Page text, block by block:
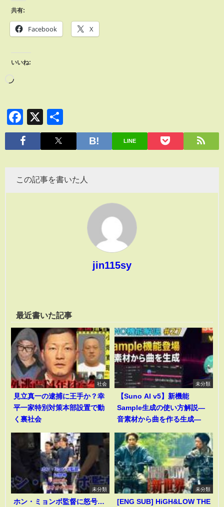
共有:
Facebook X
いいね:
Facebook
X
有
LINE
この記事を書いた人
jin115sy
最近書いた記事
社会
見立真一の逮捕に王手か？幸
平一家特別対策本部設置で動
く裏社会
未分類
【Suno AI v5】新機能
Sample生成の使い方解説―
音素材から曲を作る生成―
未分類
ホン・ミョンボ監督に怒号…
未分類
[ENG SUB] HiGH&LOW THE